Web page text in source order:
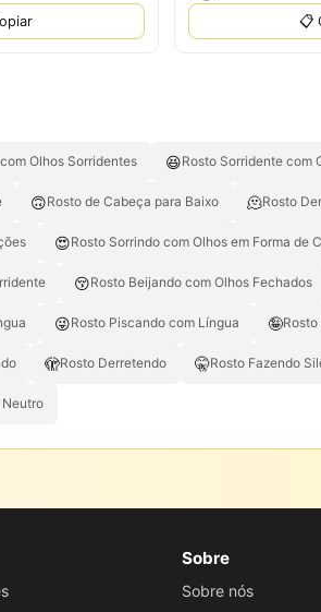
📋
Olhos Sorridentes 😆Rosto Sorridente com
🙃Rosto de Cabeça para Baixo 🫠Rosto
😍Rosto Sorrindo com Olhos em Forma de
😚Rosto Beijando com Olhos Fechados
😜Rosto Piscando com Língua 🤪
🫣Rosto Derretendo 🤫Rosto Fazendo
Neutro
Sobre
Sobre nós